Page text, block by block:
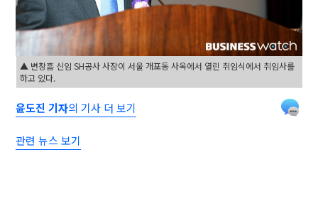
▲ 변창흠 신임 SH공사 사장이 서울 개포동 사옥에서 열린 취임식에서 취임사를
하고 있다.
윤도진 기자의 기사 더 보기
관련 뉴스 보기